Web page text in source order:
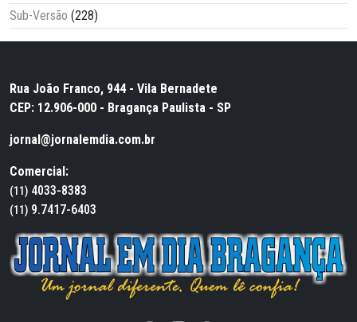
Sub-Versão (228)
Rua João Franco, 944 - Vila Bernadete
CEP: 12.906-000 - Bragança Paulista - SP
jornal@jornalemdia.com.br
Comercial:
(11) 4033-8383
(11) 9.7417-6403